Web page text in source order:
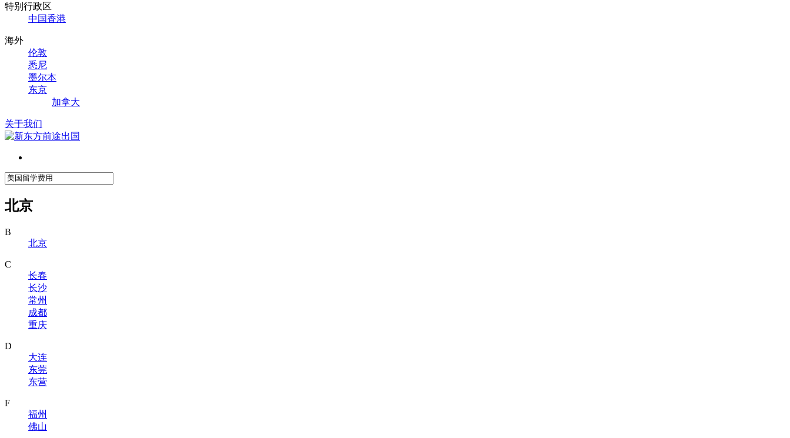
特别行政区
中国香港
海外
伦敦
悉尼
墨尔本
东京
加拿大
关于我们
北京
B
北京
C
长春
长沙
常州
成都
重庆
D
大连
东莞
东营
F
福州
佛山